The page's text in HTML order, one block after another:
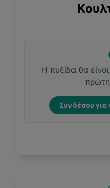
Η πυξίδα θα
πρώτη
Συνδέσου για